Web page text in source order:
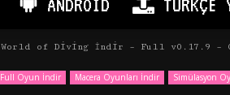
ANDROID TÜRKÇE
World of Diving İndir – Full v0.17.9 –
Full Oyun İndir Macera Oyunları İndir Simülasyon